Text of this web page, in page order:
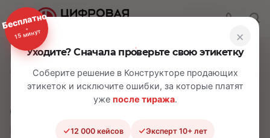
Главная — О компании — Статьи —
Описание основных функций, выполняемых этикеткой
Описание основных функций,
выполняемых этикеткой
Бесплатно
15 минут ×
Уходите? Сначала проверьте свою этикетку
Соберите решение в Конструкторе продающих
этикеток и исключите ошибки, за которые платят
уже после тиража.
12 000 кейсов Эксперт 10+ лет